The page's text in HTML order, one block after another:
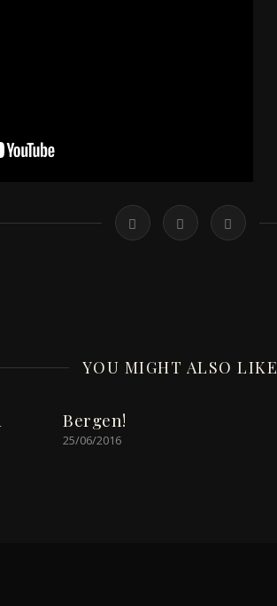
YOU MIGHT ALSO LIKE
Bergen!
25/06/2016